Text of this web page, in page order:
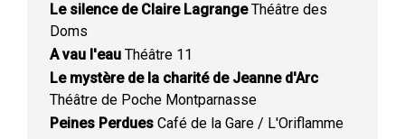
Le silence de Claire LagrangeThéâtre des
Doms
A vau l'eau Théâtre 11
Le mystère de la charité de Jeanne d'Arc
Théâtre de Poche Montparnasse
Peines Perdues Café de la Gare / L'Oriflamme